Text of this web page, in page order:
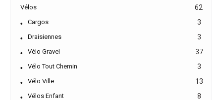
Vélos 62
Cargos 3
Draisiennes 3
Vélo Gravel 37
Vélo Tout Chemin 3
Vélo Ville 13
Vélos Enfant 8